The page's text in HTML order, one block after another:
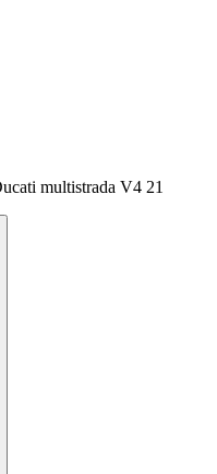
multistrada V4 21